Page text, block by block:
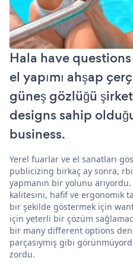
Hala have
el yapımı ahşap
güneş gözlüğü
designs sahip
business.
Yerel fuarlar ve el sanatları
publicizing birkaç ay sonra,
yapmanın bir yolunu
kalitesini, hafif ve ergonomik
bir şekilde göstermek için
için yeterli bir çözüm
bir many different options
parçasıymış gibi
zordu.